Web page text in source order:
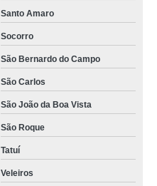
Santo Amaro
Socorro
São Bernardo do Campo
São Carlos
São João da Boa Vista
São Roque
Tatuí
Veleiros